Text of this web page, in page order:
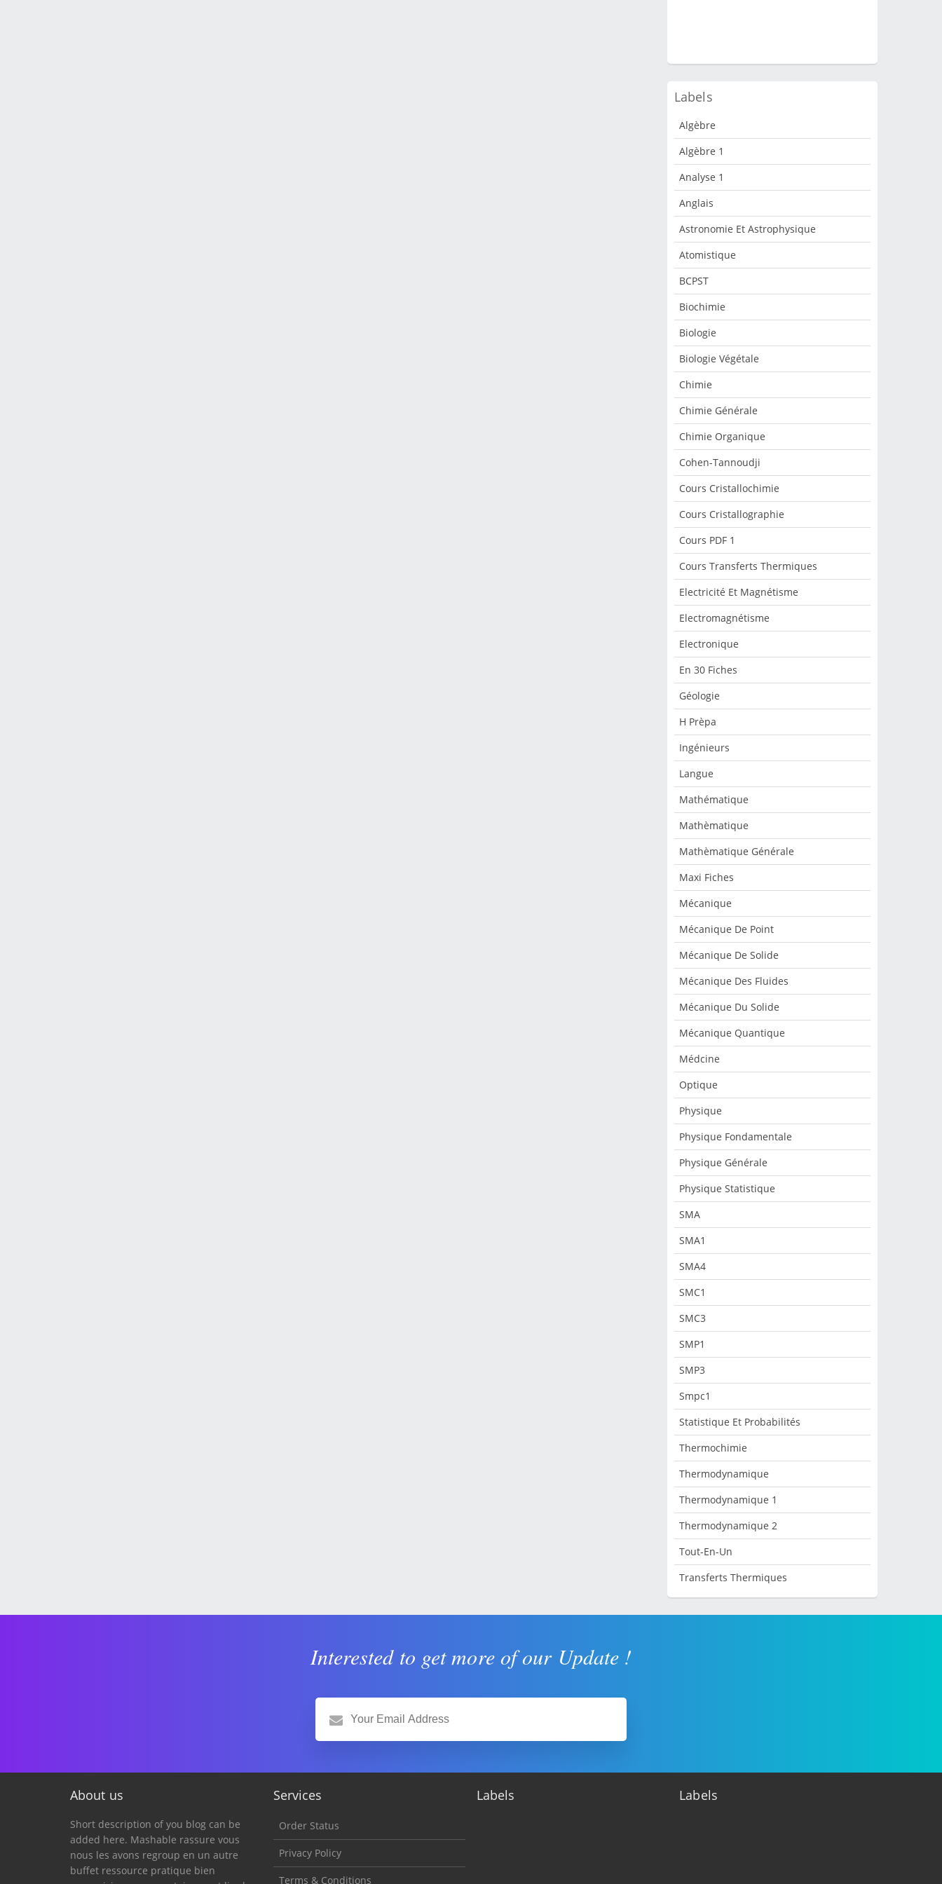
Labels
Algèbre
Algèbre 1
Analyse 1
Anglais
Astronomie Et Astrophysique
Atomistique
BCPST
Biochimie
Biologie
Biologie Végétale
Chimie
Chimie Générale
Chimie Organique
Cohen-Tannoudji
Cours Cristallochimie
Cours Cristallographie
Cours PDF 1
Cours Transferts Thermiques
Electricité Et Magnétisme
Electromagnétisme
Electronique
En 30 Fiches
Géologie
H Prèpa
Ingénieurs
Langue
Mathématique
Mathèmatique
Mathèmatique Générale
Maxi Fiches
Mécanique
Mécanique De Point
Mécanique De Solide
Mécanique Des Fluides
Mécanique Du Solide
Mécanique Quantique
Médcine
Optique
Physique
Physique Fondamentale
Physique Générale
Physique Statistique
SMA
SMA1
SMA4
SMC1
SMC3
SMP1
SMP3
Smpc1
Statistique Et Probabilités
Thermochimie
Thermodynamique
Thermodynamique 1
Thermodynamique 2
Tout-En-Un
Transferts Thermiques
Interested to get more of our Update !
About us
Short description of you blog can be
added here. Mashable rassure vous
nous les avons regroup en un autre
buffet ressource pratique bien
Services
Order Status
Privacy Policy
Terms & Conditions
Labels Labels